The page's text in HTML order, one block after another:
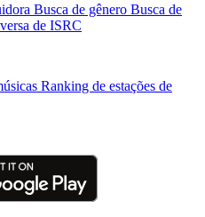
Busca de gênero Busca de
de ISRC
Ranking de estações de